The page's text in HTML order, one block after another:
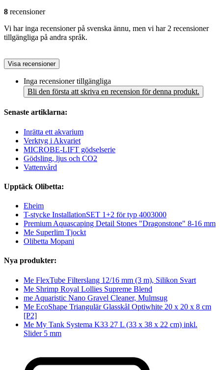
8 recensioner
Vi har inga recensioner på svenska ännu, men vi har 2 recensioner
tillgängliga på andra språk.
Visa recensioner
Inga recensioner tillgängliga
Bli den första att skriva en recension för denna produkt.
Senaste artiklarna:
Inrätta ett akvarium
Verktyg i Akvariet
MICROBE-LIFT gödselserie
Gödsling, ljus och CO2
Vattenvård
Upptäck Olibetta:
Eheim
T-stycke InstallationSET 1+2 för typ 4003000
Premium Aquascaping Detail Stones "Dragonstone" 8-16 mm
Me Superlim Tjockt
Olibetta Mopani
Nya produkter:
Me FlexTube Filterslang 12/16 mm (3 m), Silikon Svart
Me Shrimp Royal Lollies Supreme Blend
me Aquaristic Nano Gravel Cleaner, Mulmsug
Me EcoShape Triangulär Glasskål Optiwhite 20 x 20 x 8 cm
[P2]
Me My Tank Systema K33 27 L (33 x 38 x 22 cm) inkl.
Slider 5 mm